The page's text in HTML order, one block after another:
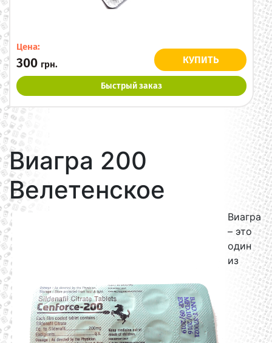
Цена:
300 грн. КУПИТЬ
Быстрый заказ
Виагра 200
Велетенское
Виагра
– это
один
из